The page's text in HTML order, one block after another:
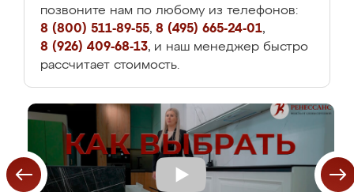
позвоните нам по любому из телефонов:
8 (800) 511-89-55, 8 (495) 665-24-01,
8 (926) 409-68-13, и наш менеджер быстро
рассчитает стоимость.